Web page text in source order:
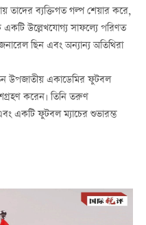
তাদের ব্যক্তিগত গল্প শেয়ার করে,
একটি উল্লেখযোগ্য সাফল্যে পরিণত
ছিন এবং অন্যান্য অতিথিরা
উপজাতীয় একাডেমির ফুটবল
করেন। তিনি তরুণ
একটি ফুটবল ম্যাচের শুভারম্ভ